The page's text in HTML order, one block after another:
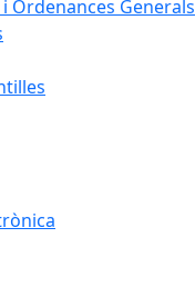
Ordenances Generals